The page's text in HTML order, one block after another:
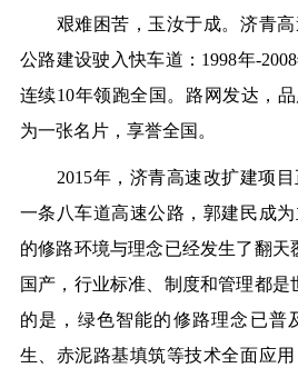
艰难困苦，玉汝于成。济青高
公路建设驶入快车道：1998年-
连续10年领跑全国。路网发达，
为一张名片，享誉全国。
2015年，济青高速改扩建项目
一条八车道高速公路，郭建民成
的修路环境与理念已经发生了翻天
国产，行业标准、制度和管理都是
的是，绿色智能的修路理念已普
生、赤泥路基填筑等技术全面应